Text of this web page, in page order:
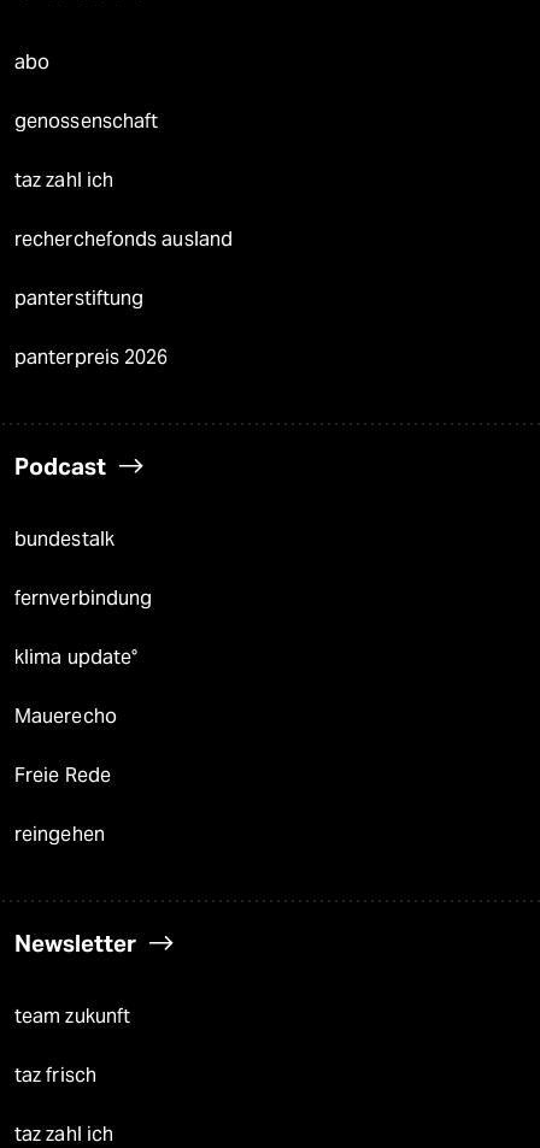
abo
genossenschaft
taz zahl ich
recherchefonds ausland
panterstiftung
panterpreis 2026
Podcast
bundestalk
fernverbindung
klima update°
Mauerecho
Freie Rede
reingehen
Newsletter
team zukunft
taz frisch
taz zahl ich